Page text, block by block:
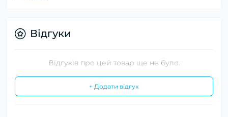
Відгуки
Відгуків про цей товар ще не було.
+ Додати відгук